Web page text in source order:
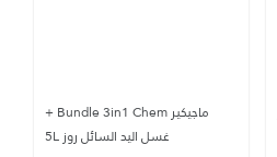
ماجيكير Bundle 3in1 Chem +
غسل اليد السائل روز 5L